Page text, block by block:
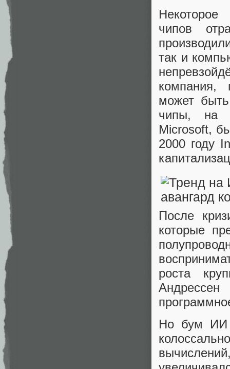
Некоторое
чипов
так и
компания,
может
чипы, на
Microsoft,
2000 году
После
которые
роста
Но бум ИИ